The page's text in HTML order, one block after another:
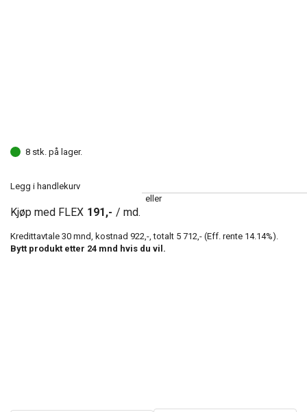
8 stk. på lager.
Legg i handlekurv
eller
Kjøp med FLEX 191,- / md.
Kredittavtale 30 mnd, kostnad 922,- , totalt 5 712,- (Eff. rente 14.14%).
Bytt produkt etter 24 mnd hvis du vil.